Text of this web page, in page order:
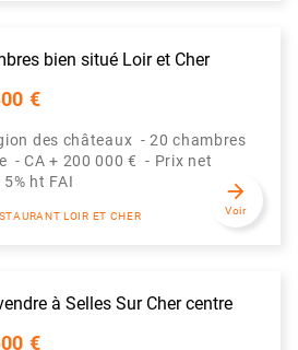
bien situé Loir et Cher
€
des châteaux - 20 chambres
- CA + 200 000 € - Prix net
ht FAI
LOIR ET CHER
arrow_forward
Voir
à Selles Sur Cher centre
€